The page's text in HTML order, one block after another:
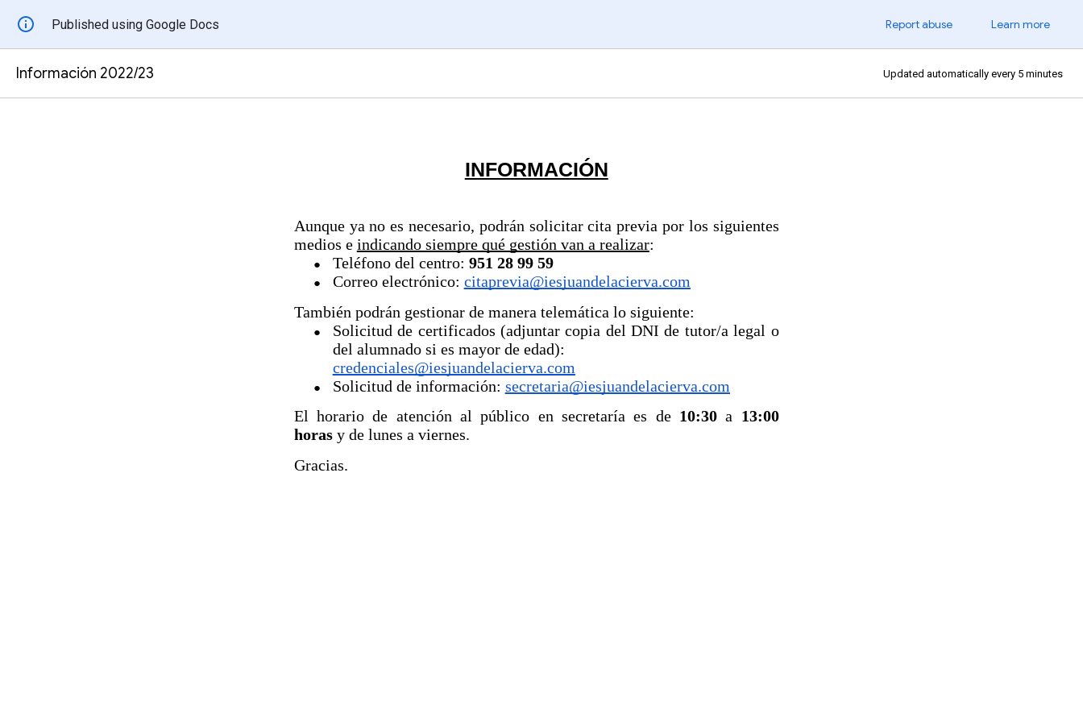
Published using Google Docs Report abuse Learn more
Información 2022/23 Updated automatically every 5 minutes
INFORMACIÓN
Aunque ya no es necesario, podrán solicitar cita previa por los siguientes
medios e indicando siempre qué gestión van a realizar:
Teléfono del centro: 951 28 99 59
Correo electrónico: citaprevia@iesjuandelacierva.com
También podrán gestionar de manera telemática lo siguiente:
Solicitud de certificados (adjuntar copia del DNI de tutor/a legal o
del alumnado si es mayor de edad):
credenciales@iesjuandelacierva.com
Solicitud de información: secretaria@iesjuandelacierva.com
El horario de atención al público en secretaría es de 10:30 a 13:00
horasy de lunes a viernes.
Gracias.